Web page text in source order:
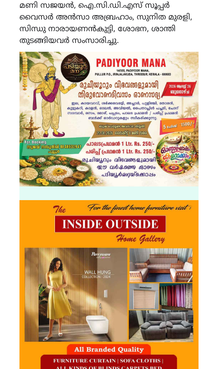
മണി സജയന്‍, ഐ.സി.ഡി.എസ് സൂപ്പര്‍
വൈസര്‍ അന്‍സാ അബ്രഹാം, സുനിത മുരളി,
സിന്ധു നാരായണന്‍കുട്ടി, ശോഭന, ശാന്തി
തുടങ്ങിയവര്‍ സംസാരിച്ചു.